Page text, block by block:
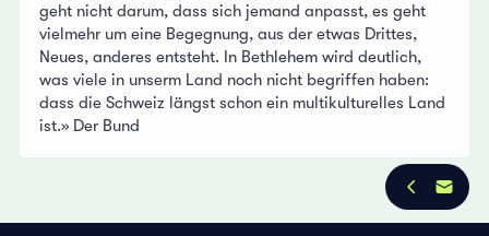
geht nicht darum, dass sich jemand anpasst, es geht
vielmehr um eine Begegnung, aus der etwas Drittes,
Neues, anderes entsteht. In Bethlehem wird deutlich,
was viele in unserm Land noch nicht begriffen haben:
dass die Schweiz längst schon ein multikulturelles Land
ist.» Der Bund